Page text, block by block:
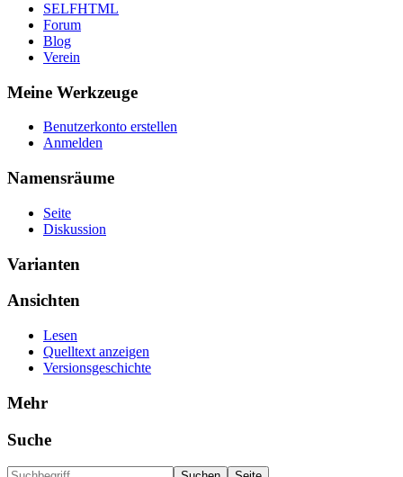
SELFHTML
Forum
Blog
Verein
Meine Werkzeuge
Benutzerkonto erstellen
Anmelden
Namensräume
Seite
Diskussion
Varianten
Ansichten
Lesen
Quelltext anzeigen
Versionsgeschichte
Mehr
Suche